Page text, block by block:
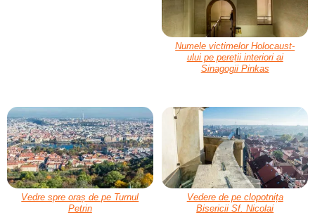
Numele victimelor Holocaust-
ului pe pereții interiori ai
Sinagogii Pinkas
Vedre spre oraș de pe Turnul
Petrin
Vedere de pe clopotnița
Bisericii Sf. Nicolai